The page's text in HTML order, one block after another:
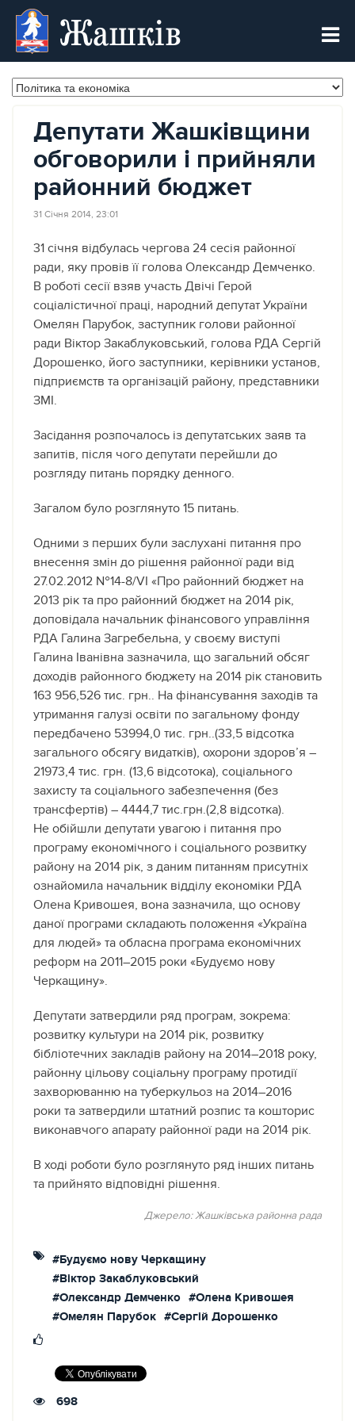
Жашків
Депутати Жашківщини
обговорили і прийняли
районний бюджет
31 Січня 2014, 23:01
31 січня відбулась чергова 24 сесія районної
ради, яку провів її голова Олександр Демченко.
В роботі сесії взяв участь Двічі Герой
соціалістичної праці, народний депутат України
Омелян Парубок, заступник голови районної
ради Віктор Закаблуковський, голова РДА Сергій
Дорошенко, його заступники, керівники установ,
підприємств та організацій району, представники
ЗМІ.
Засідання розпочалось із депутатських заяв та
запитів, після чого депутати перейшли до
розгляду питань порядку денного.
Загалом було розглянуто 15 питань.
Одними з перших були заслухані питання про
внесення змін до рішення районної ради від
27.02.2012 №14-8/VI «Про районний бюджет на
2013 рік та про районний бюджет на 2014 рік,
доповідала начальник фінансового управління
РДА Галина Загребельна, у своєму виступі
Галина Іванівна зазначила, що загальний обсяг
доходів районного бюджету на 2014 рік становить
163 956,526 тис. грн.. На фінансування заходів та
утримання галузі освіти по загальному фонду
передбачено 53994,0 тис. грн..(33,5 відсотка
загального обсягу видатків), охорони здоров’я –
21973,4 тис. грн. (13,6 відсотока), соціального
захисту та соціального забезпечення (без
трансфертів) – 4444,7 тис.грн.(2,8 відсотка).
Не обійшли депутати увагою і питання про
програму економічного і соціального розвитку
району на 2014 рік, з даним питанням присутніх
ознайомила начальник відділу економіки РДА
Олена Кривошея, вона зазначила, що основу
даної програми складають положення «Україна
для людей» та обласна програма економічних
реформ на 2011–2015 роки «Будуємо нову
Черкащину».
Депутати затвердили ряд програм, зокрема:
розвитку культури на 2014 рік, розвитку
бібліотечних закладів району на 2014–2018 року,
районну цільову соціальну програму протидії
захворюванню на туберкульоз на 2014–2016
роки та затвердили штатний розпис та кошторис
виконавчого апарату районної ради на 2014 рік.
В ході роботи було розглянуто ряд інших питань
та прийнято відповідні рішення.
Джерело: Жашківська районна рада
#Будуємо нову Черкащину
#Віктор Закаблуковський
#Олександр Демченко
#Олена Кривошея
#Омелян Парубок #Сергій Дорошенко
698